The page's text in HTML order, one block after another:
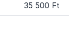
35 500 Ft